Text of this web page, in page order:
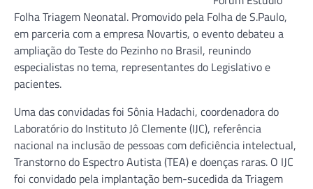
Folha Triagem Neonatal. Promovido pela Folha de S.Paulo,
em parceria com a empresa Novartis, o evento debateu a
ampliação do Teste do Pezinho no Brasil, reunindo
especialistas no tema, representantes do Legislativo e
pacientes.
Uma das convidadas foi Sônia Hadachi, coordenadora do
Laboratório do Instituto Jô Clemente (IJC), referência
nacional na inclusão de pessoas com deficiência intelectual,
Transtorno do Espectro Autista (TEA) e doenças raras. O IJC
foi convidado pela implantação bem-sucedida da Triagem